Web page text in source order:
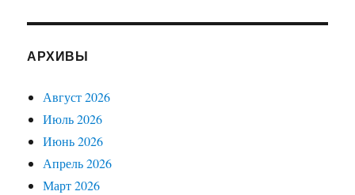
АРХИВЫ
Август 2026
Июль 2026
Июнь 2026
Апрель 2026
Март 2026